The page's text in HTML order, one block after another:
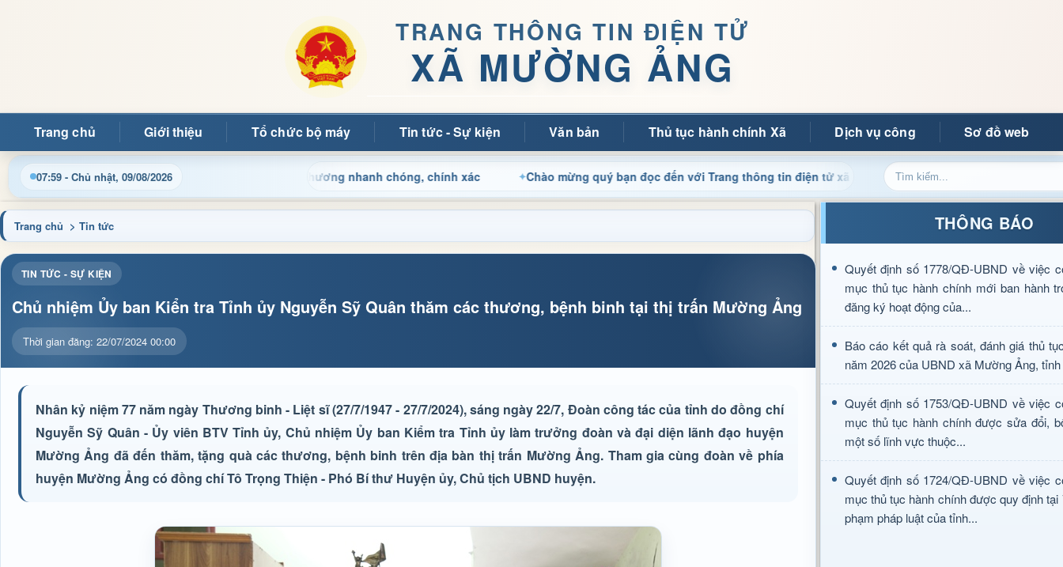
TRANG THÔNG TIN ĐIỆN TỬ
XÃ MƯỜNG ẢNG
Trang chủ Giới thiệu Tổ chức bộ máy Tin tức - Sự kiện Văn bản Thủ tục hành chính Xã Dịch vụ công Sơ đồ web
08:00 - Chủ nhật, 09/08/2026
hành, thủ tục hành chính và tin tức địa phương nhanh chóng, chính xác Chào mừng quý bạn đọc đến với Trang thông tin điện tử xã Mường Ảng Cập nhật thông tin điều
Trang chủ > Tin tức
TIN TỨC - SỰ KIỆN
Chủ nhiệm Ủy ban Kiển tra Tỉnh ủy Nguyễn Sỹ Quân thăm các thương, bệnh binh tại thị trấn Mường Ảng
Thời gian đăng: 22/07/2024 00:00
Nhân kỷ niệm 77 năm ngày Thương binh - Liệt sĩ (27/7/1947 - 27/7/2024), sáng ngày 22/7, Đoàn công tác của tỉnh do đồng chí
Nguyễn Sỹ Quân - Ủy viên BTV Tỉnh ủy, Chủ nhiệm Ủy ban Kiểm tra Tỉnh ủy làm trưởng đoàn và đại diện lãnh đạo huyện
Mường Ảng đã đến thăm, tặng quà các thương, bệnh binh trên địa bàn thị trấn Mường Ảng. Tham gia cùng đoàn về phía
huyện Mường Ảng có đồng chí Tô Trọng Thiện - Phó Bí thư Huyện ủy, Chủ tịch UBND huyện.
THÔNG BÁO
Quyết định số 1778/QĐ-UBND về việc
mục thủ tục hành chính mới ban hành
đăng ký hoạt động của...
Báo cáo kết quả rà soát, đánh giá thủ
năm 2026 của UBND xã Mường Ảng,
Quyết định số 1753/QĐ-UBND về việc
mục thủ tục hành chính được sửa đổi,
một số lĩnh vực thuộc...
Quyết định số 1724/QĐ-UBND về việc
mục thủ tục hành chính được quy định tại
phạm pháp luật của tỉnh...